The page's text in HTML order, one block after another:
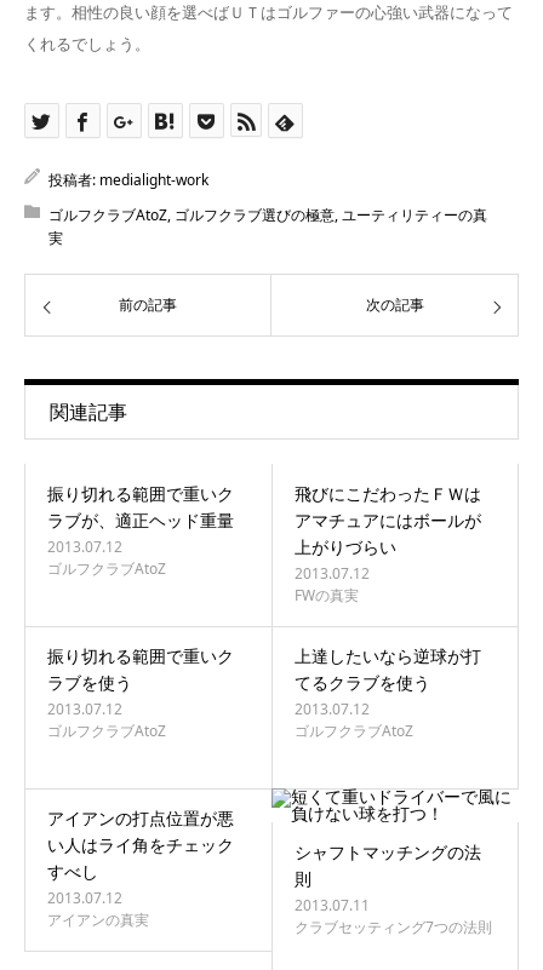
ます。相性の良い顔を選べばＵＴはゴルファーの心強い武器になって
くれるでしょう。
投稿者: medialight-work
ゴルフクラブAtoZ, ゴルフクラブ選びの極意,ユーティリティーの真
実
前の記事 次の記事
関連記事
振り切れる範囲で重いク
ラブが、適正ヘッド重量
2013.07.12
ゴルフクラブAtoZ
飛びにこだわったＦＷは
アマチュアにはボールが
上がりづらい
2013.07.12
FWの真実
振り切れる範囲で重いク
ラブを使う
2013.07.12
ゴルフクラブAtoZ
上達したいなら逆球が打
てるクラブを使う
2013.07.12
ゴルフクラブAtoZ
アイアンの打点位置が悪
い人はライ角をチェック
すべし
2013.07.12
アイアンの真実
シャフトマッチングの法
則
2013.07.11
クラブセッティング7つの法則